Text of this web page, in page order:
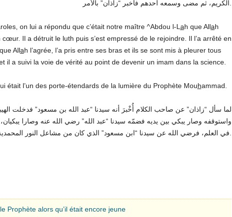
on lui a répondu que c’était notre maître ^Abdou l-L ah que Allah
Il a détruit le luth puis s’est empressé de le rejoindre. Il l’a arrêté en
Allah l’agrée, l’a pris entre ses bras et ils se sont mis à pleurer tous
il a suivi la voie de vérité au point de devenir un imam dans la science.
était l’un des porte-étendards de la lumière du Prophète Mouhammad.
لما سأل “زاذان” عن صاحب الكلام أُخْبرَ أنه سيدنا “عبد الله بن مسعود” فدخلت
واستوقفه وصار يبكي بين يديه فضمّه سيدنا “عبد الله” رضي الله عنه وصارا
Prophète alors qu’il était encore jeune